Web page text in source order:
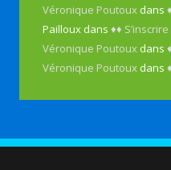
Véronique Poutoux dans
Pailloux dans♦♦
Véronique Poutoux dans
Véronique Poutoux dans